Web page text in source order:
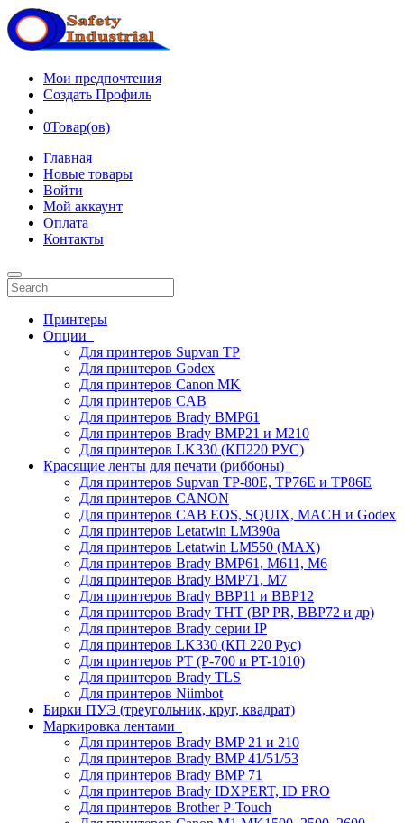
Мои предпочтения
Создать Профиль
0Товар(ов)
Главная
Новые товары
Войти
Мой аккаунт
Оплата
Контакты
Принтеры
Опции
Для принтеров Supvan TP
Для принтеров Godex
Для принтеров Canon MK
Для принтеров CAB
Для принтеров Brady BMP61
Для принтеров Brady BMP21 и M210
Для принтеров LK330 (КП220 РУС)
Красящие ленты для печати (риббоны)
Для принтеров Supvan TP-80E, TP76E и TP86E
Для принтеров CANON
Для принтеров CAB EOS, SQUIX, MACH и Godex
Для принтеров Letatwin LM390a
Для принтеров Letatwin LM550 (MAX)
Для принтеров Brady BMP61, M611, M6
Для принтеров Brady BMP71, M7
Для принтеров Brady BBP11 и BBP12
Для принтеров Brady THT (BP PR, BBP72 и др)
Для принтеров Brady серии IP
Для принтеров LK330 (КП 220 Рус)
Для принтеров PT (P-700 и PT-1010)
Для принтеров Brady TLS
Для принтеров Niimbot
Бирки ПУЭ (треугольник, круг, квадрат)
Маркировка лентами
Для принтеров Brady BMP 21 и 210
Для принтеров Brady BMP 41/51/53
Для принтеров Brady BMP 71
Для принтеров Brady IDXPERT, ID PRO
Для принтеров Brother P-Touch